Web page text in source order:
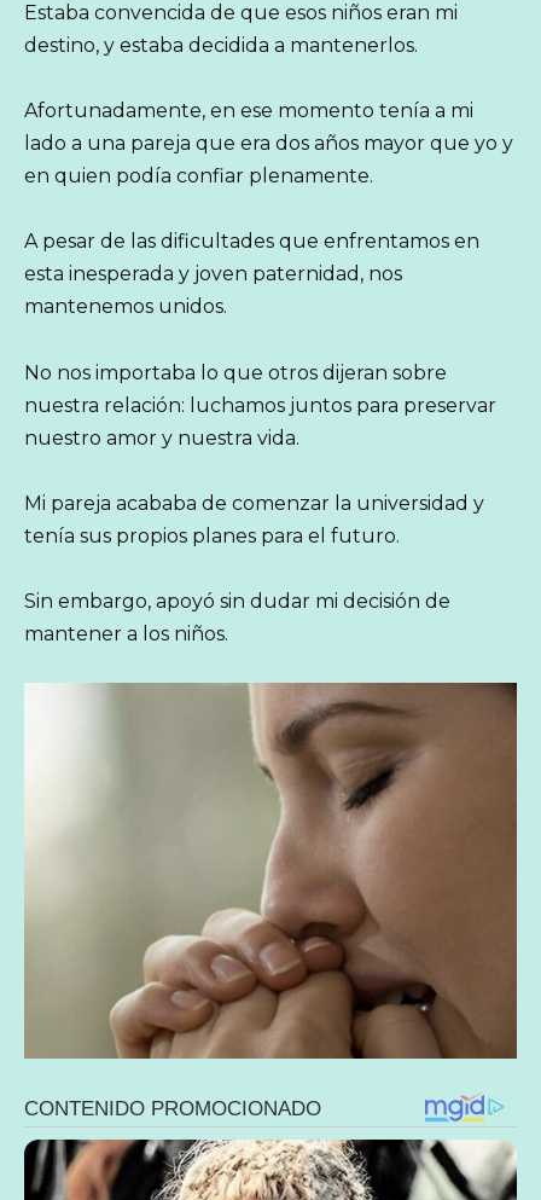
Estaba convencida de que esos niños eran mi
destino, y estaba decidida a mantenerlos.
Afortunadamente, en ese momento tenía a mi
lado a una pareja que era dos años mayor que yo y
en quien podía confiar plenamente.
A pesar de las dificultades que enfrentamos en
esta inesperada y joven paternidad, nos
mantenemos unidos.
No nos importaba lo que otros dijeran sobre
nuestra relación: luchamos juntos para preservar
nuestro amor y nuestra vida.
Mi pareja acababa de comenzar la universidad y
tenía sus propios planes para el futuro.
Sin embargo, apoyó sin dudar mi decisión de
mantener a los niños.